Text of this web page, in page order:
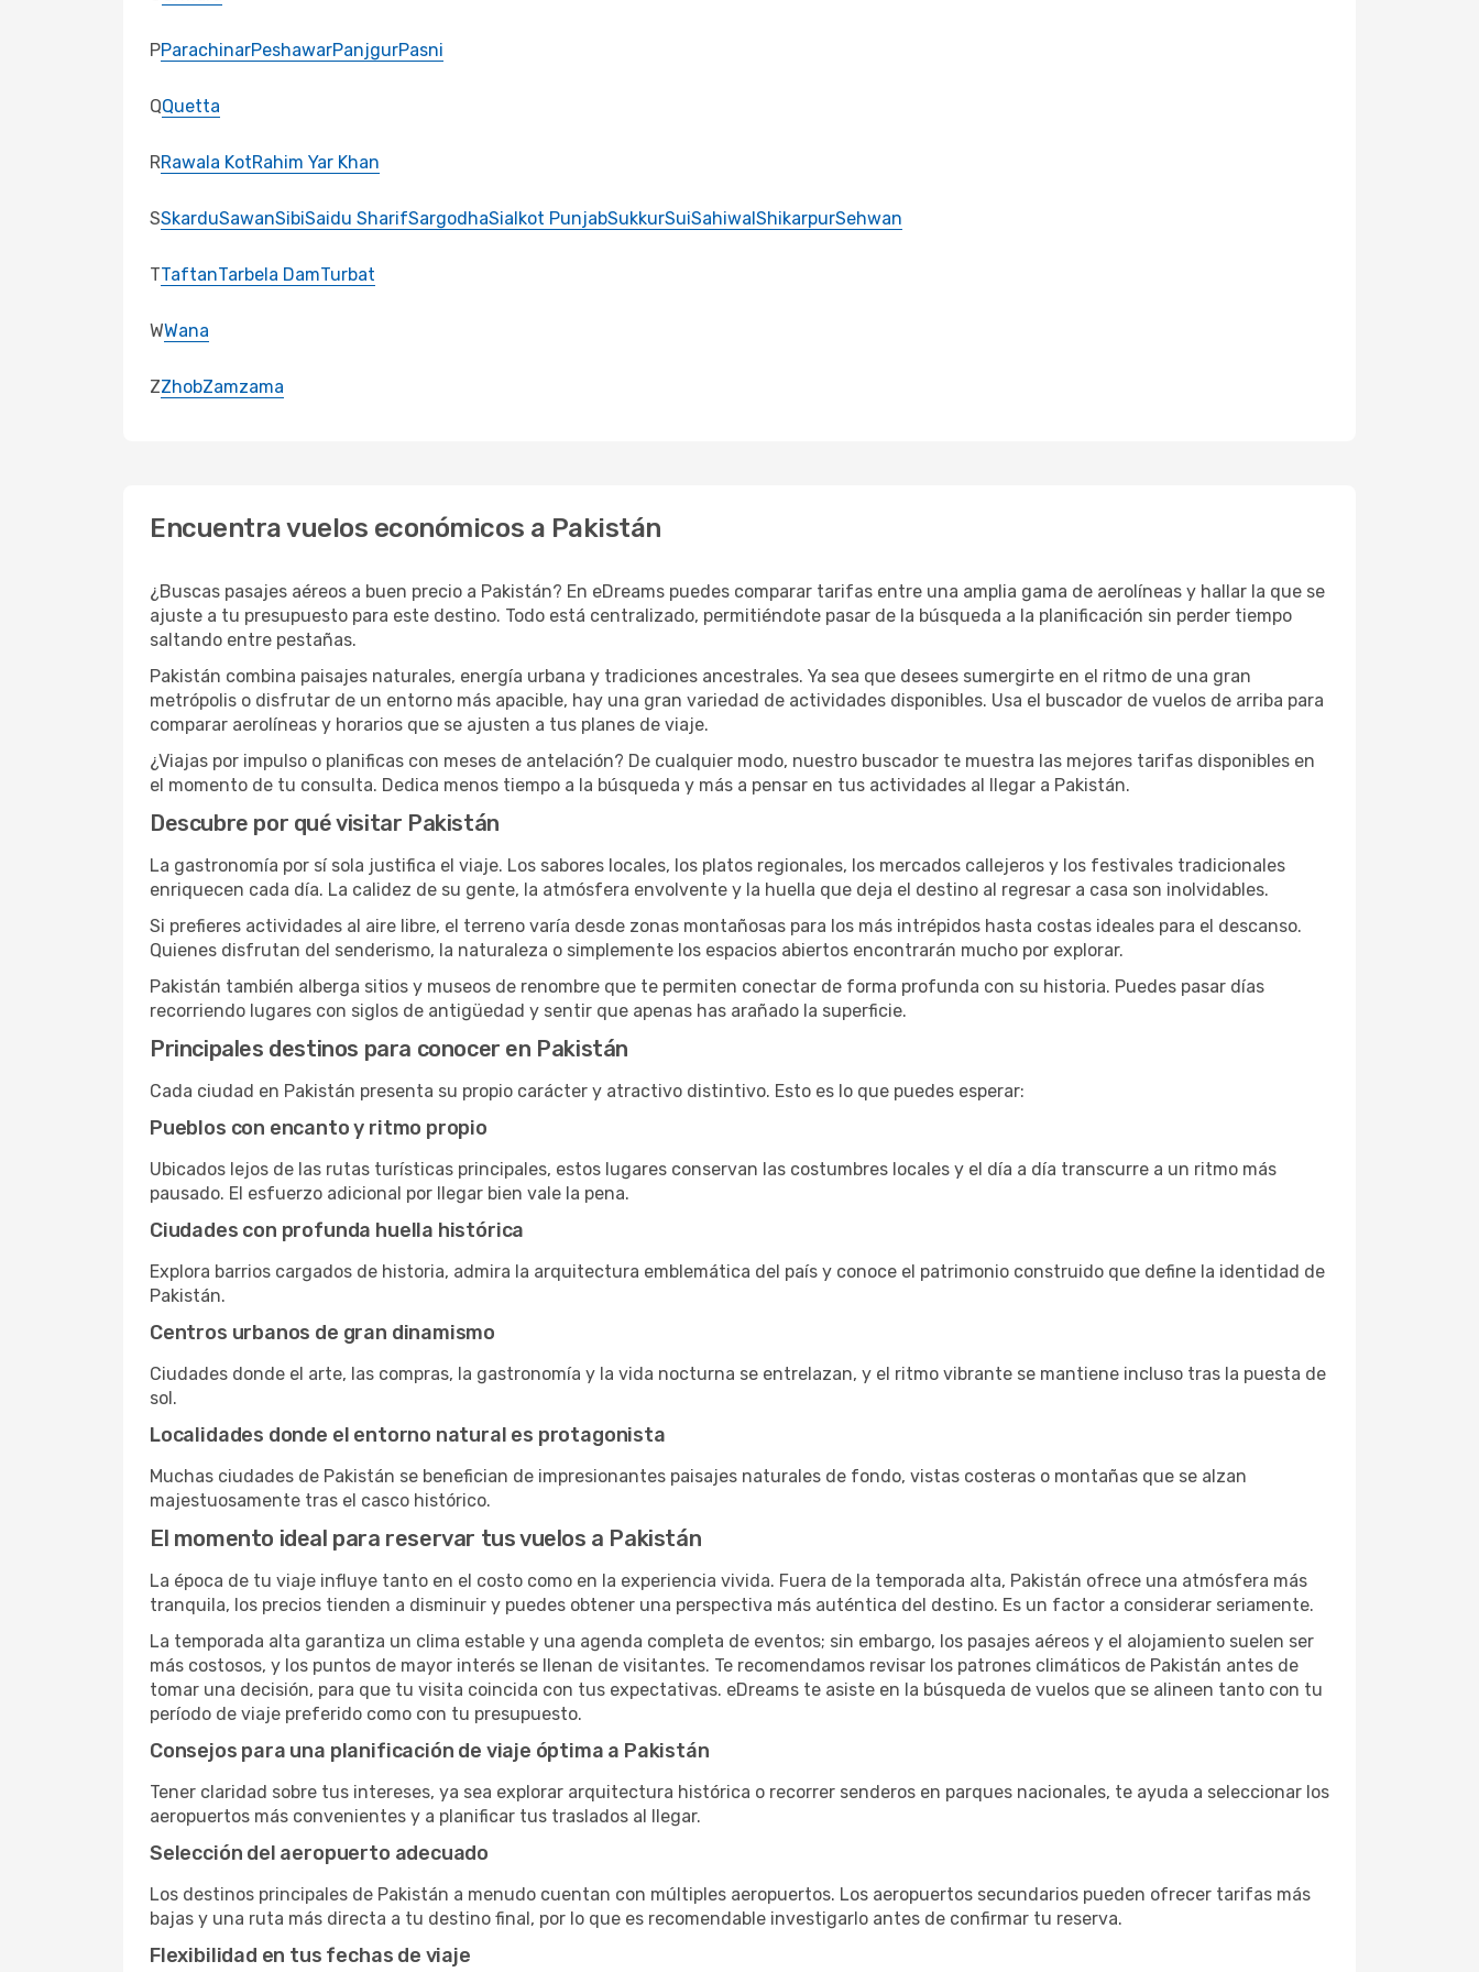
PParachinarPeshawarPanjgurPasni
QQuetta
RRawala KotRahim Yar Khan
SSkarduSawanSibiSaidu SharifSargodhaSialkot PunjabSukkurSuiSahiwalShikarpurSehwan
TTaftanTarbela DamTurbat
WWana
ZZhobZamzama
Encuentra vuelos económicos a Pakistán
¿Buscas pasajes aéreos a buen precio a Pakistán? En eDreams puedes comparar tarifas entre una amplia gama de aerolíneas y hallar la que se
ajuste a tu presupuesto para este destino. Todo está centralizado, permitiéndote pasar de la búsqueda a la planificación sin perder tiempo
saltando entre pestañas.
Pakistán combina paisajes naturales, energía urbana y tradiciones ancestrales. Ya sea que desees sumergirte en el ritmo de una gran
metrópolis o disfrutar de un entorno más apacible, hay una gran variedad de actividades disponibles. Usa el buscador de vuelos de arriba para
comparar aerolíneas y horarios que se ajusten a tus planes de viaje.
¿Viajas por impulso o planificas con meses de antelación? De cualquier modo, nuestro buscador te muestra las mejores tarifas disponibles en
el momento de tu consulta. Dedica menos tiempo a la búsqueda y más a pensar en tus actividades al llegar a Pakistán.
Descubre por qué visitar Pakistán
La gastronomía por sí sola justifica el viaje. Los sabores locales, los platos regionales, los mercados callejeros y los festivales tradicionales
enriquecen cada día. La calidez de su gente, la atmósfera envolvente y la huella que deja el destino al regresar a casa son inolvidables.
Si prefieres actividades al aire libre, el terreno varía desde zonas montañosas para los más intrépidos hasta costas ideales para el descanso.
Quienes disfrutan del senderismo, la naturaleza o simplemente los espacios abiertos encontrarán mucho por explorar.
Pakistán también alberga sitios y museos de renombre que te permiten conectar de forma profunda con su historia. Puedes pasar días
recorriendo lugares con siglos de antigüedad y sentir que apenas has arañado la superficie.
Principales destinos para conocer en Pakistán
Cada ciudad en Pakistán presenta su propio carácter y atractivo distintivo. Esto es lo que puedes esperar:
Pueblos con encanto y ritmo propio
Ubicados lejos de las rutas turísticas principales, estos lugares conservan las costumbres locales y el día a día transcurre a un ritmo más
pausado. El esfuerzo adicional por llegar bien vale la pena.
Ciudades con profunda huella histórica
Explora barrios cargados de historia, admira la arquitectura emblemática del país y conoce el patrimonio construido que define la identidad de
Pakistán.
Centros urbanos de gran dinamismo
Ciudades donde el arte, las compras, la gastronomía y la vida nocturna se entrelazan, y el ritmo vibrante se mantiene incluso tras la puesta de
sol.
Localidades donde el entorno natural es protagonista
Muchas ciudades de Pakistán se benefician de impresionantes paisajes naturales de fondo, vistas costeras o montañas que se alzan
majestuosamente tras el casco histórico.
El momento ideal para reservar tus vuelos a Pakistán
La época de tu viaje influye tanto en el costo como en la experiencia vivida. Fuera de la temporada alta, Pakistán ofrece una atmósfera más
tranquila, los precios tienden a disminuir y puedes obtener una perspectiva más auténtica del destino. Es un factor a considerar seriamente.
La temporada alta garantiza un clima estable y una agenda completa de eventos; sin embargo, los pasajes aéreos y el alojamiento suelen ser
más costosos, y los puntos de mayor interés se llenan de visitantes. Te recomendamos revisar los patrones climáticos de Pakistán antes de
tomar una decisión, para que tu visita coincida con tus expectativas. eDreams te asiste en la búsqueda de vuelos que se alineen tanto con tu
período de viaje preferido como con tu presupuesto.
Consejos para una planificación de viaje óptima a Pakistán
Tener claridad sobre tus intereses, ya sea explorar arquitectura histórica o recorrer senderos en parques nacionales, te ayuda a seleccionar los
aeropuertos más convenientes y a planificar tus traslados al llegar.
Selección del aeropuerto adecuado
Los destinos principales de Pakistán a menudo cuentan con múltiples aeropuertos. Los aeropuertos secundarios pueden ofrecer tarifas más
bajas y una ruta más directa a tu destino final, por lo que es recomendable investigarlo antes de confirmar tu reserva.
Flexibilidad en tus fechas de viaje